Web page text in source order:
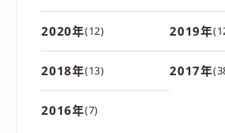
2020年(12) 2019年
2018年(13) 2017年
2016年(7)